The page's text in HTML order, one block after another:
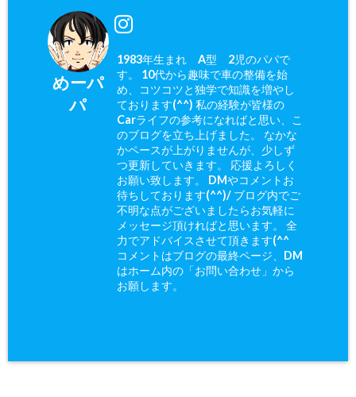
めーパ
パ
1983年生まれ A型 2児のパパで
す。 10代から趣味で車の整備を始
め、コツコツと独学で知識を増やし
ております(^^) 私の経験が皆様の
Carライフの参考になればと思い、こ
のブログを立ち上げました。 なかな
かペースが上がりませんが、少しず
つ更新していきます。 応援よろしく
お願い致します。 DMやコメントお
待ちしております(^^)/ ブログ内でご
不明な点がございましたらお気軽に
メッセージ頂ければと思います。 全
力でアドバイスさせて頂きます(^^ゞ
コメントはブログの最終ページ、DM
はホーム内の「お問い合わせ」から
お願します。